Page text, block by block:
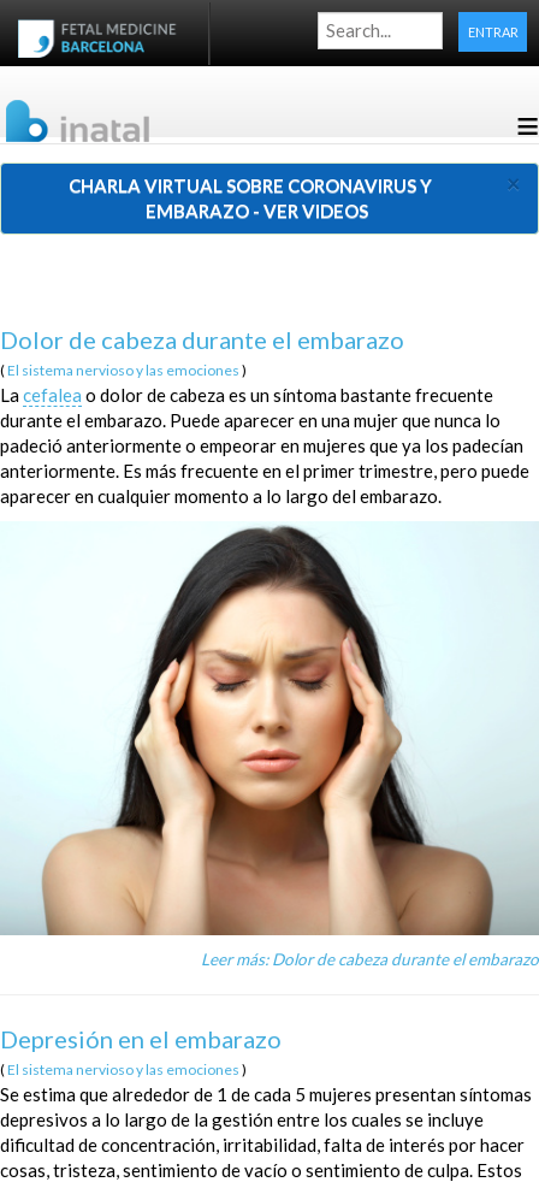
≡
ENTRAR
×
CHARLA VIRTUAL SOBRE CORONAVIRUS Y
EMBARAZO - VER VIDEOS
Dolor de cabeza durante el embarazo
(El sistema nervioso y las emociones )
Lacefalea o dolor de cabeza es un síntoma bastante frecuente
durante el embarazo. Puede aparecer en una mujer que nunca lo
padeció anteriormente o empeorar en mujeres que ya los padecían
anteriormente. Es más frecuente en el primer trimestre, pero puede
aparecer en cualquier momento a lo largo del embarazo.
Leer más: Dolor de cabeza durante el embarazo
Depresión en el embarazo
(El sistema nervioso y las emociones )
Se estima que alrededor de 1 de cada 5 mujeres presentan síntomas
depresivos a lo largo de la gestión entre los cuales se incluye
dificultad de concentración, irritabilidad, falta de interés por hacer
cosas, tristeza, sentimiento de vacío o sentimiento de culpa. Estos